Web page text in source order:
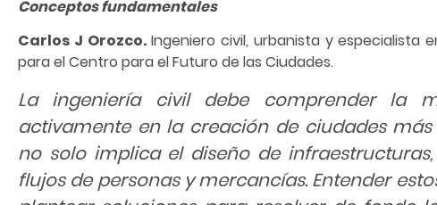
Conceptos fundamentales
Carlos J Orozco.Ingeniero civil, urbanista y especialista
para el Centro para el Futuro de las Ciudades.
La ingeniería civil debe comprender la
activamente en la creación de ciudades
no solo implica el diseño de
flujos de personas y mercancías. Entender